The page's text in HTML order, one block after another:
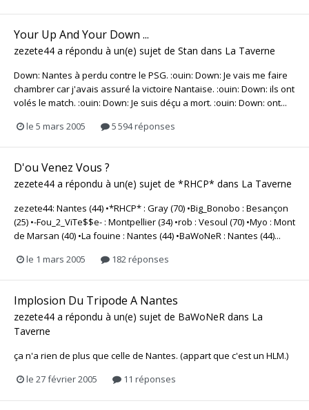
Your Up And Your Down ...
zezete44 a répondu à un(e) sujet de Stan dans La Taverne
Down: Nantes à perdu contre le PSG. :ouin: Down: Je vais me faire
chambrer car j'avais assuré la victoire Nantaise. :ouin: Down: ils ont
volés le match. :ouin: Down: Je suis déçu a mort. :ouin: Down: ont...
le 5 mars 2005
5 594 réponses
D'ou Venez Vous ?
zezete44 a répondu à un(e) sujet de *RHCP* dans La Taverne
zezete44: Nantes (44) •*RHCP* : Gray (70) •Big_Bonobo : Besançon
(25) •-Fou_2_ViTe$$e- : Montpellier (34) •rob : Vesoul (70) •Myo : Mont
de Marsan (40) •La fouine : Nantes (44) •BaWoNeR : Nantes (44)...
le 1 mars 2005
182 réponses
Implosion Du Tripode A Nantes
zezete44 a répondu à un(e) sujet de BaWoNeR dans La
Taverne
ça n'a rien de plus que celle de Nantes. (appart que c'est un HLM.)
le 27 février 2005
11 réponses